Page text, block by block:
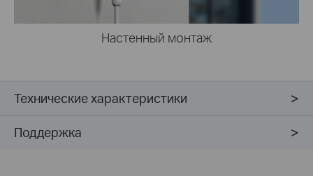
Настенный монтаж
Технические характеристики
Поддержка